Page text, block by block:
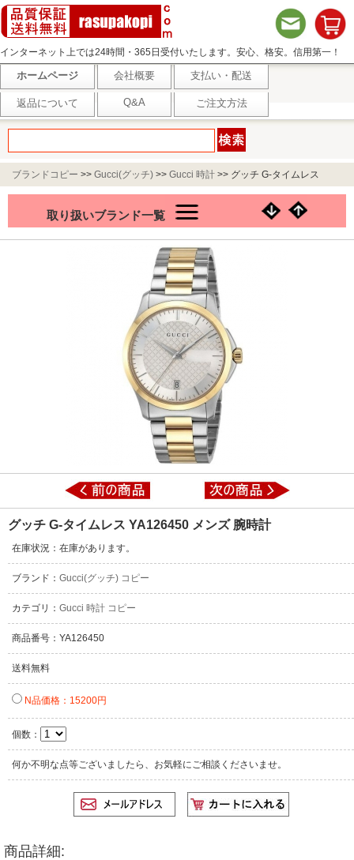
インターネット上では24時間・365日受付いたします。安心、格安。信用第一！
ホームページ 会社概要 支払い・配送
返品について Q&A ご注文方法
ブランドコピー >> Gucci(グッチ) >> Gucci 時計 >> グッチ G-タイムレス
取り扱いブランド一覧
グッチ G-タイムレス YA126450 メンズ 腕時計
在庫状況：在庫があります。
ブランド： Gucci(グッチ) コピー
カテゴリ： Gucci 時計 コピー
商品番号：YA126450
送料無料
N品価格：15200円
個数：
何か不明な点等ございましたら、お気軽にご相談くださいませ。
商品詳細: